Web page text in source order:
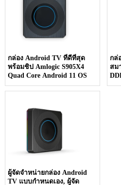
กล่อง Android TV ที่ดีที่สุด
พร้อมชิป Amlogic S905X4
Quad Core Android 11 OS
กล่
สม
ผู้จัดจำหน่ายกล่อง Android
TV แบบกำหนดเอง, ผู้จัด